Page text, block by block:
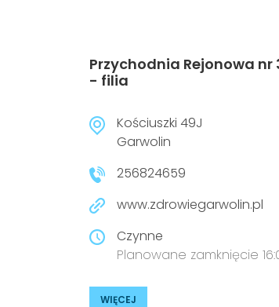
Przychodnia Rejonowa nr
- filia
Kościuszki 49J
Garwolin
256824659
www.zdrowiegarwolin.pl
Czynne
Planowane zamknięcie
WIĘCEJ